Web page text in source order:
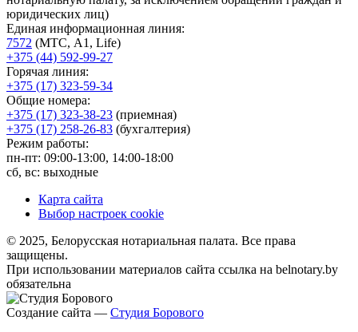
юридических лиц)
Единая информационная линия:
7572 (МТС, A1, Life)
+375 (44) 592-99-27
Горячая линия:
+375 (17) 323-59-34
Общие номера:
+375 (17) 323-38-23 (приемная)
+375 (17) 258-26-83 (бухгалтерия)
Режим работы:
пн-пт: 09:00-13:00, 14:00-18:00
сб, вс: выходные
Карта сайта
Выбор настроек cookie
© 2025, Белорусская нотариальная палата. Все права
защищены.
При использовании материалов сайта ссылка на belnotary.by
обязательна
Создание сайта — Студия Борового